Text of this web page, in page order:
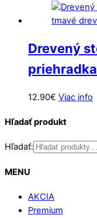
Drevený
12.90€ Viac info
Hľadať produkt
Hľadať:
MENU
AKCIA
Premium